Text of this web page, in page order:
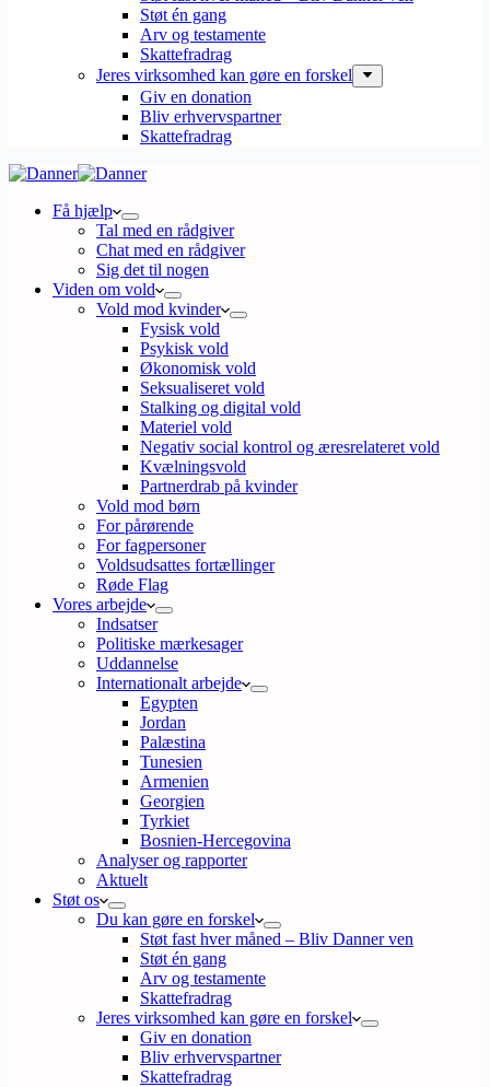
Støt én gang
Arv og testamente
Skattefradrag
Jeres virksomhed kan gøre en forskel
Giv en donation
Bliv erhvervspartner
Skattefradrag
Få hjælp
Tal med en rådgiver
Chat med en rådgiver
Sig det til nogen
Viden om vold
Vold mod kvinder
Fysisk vold
Psykisk vold
Økonomisk vold
Seksualiseret vold
Stalking og digital vold
Materiel vold
Negativ social kontrol og æresrelateret vold
Kvælningsvold
Partnerdrab på kvinder
Vold mod børn
For pårørende
For fagpersoner
Voldsudsattes fortællinger
Røde Flag
Vores arbejde
Indsatser
Politiske mærkesager
Uddannelse
Internationalt arbejde
Egypten
Jordan
Palæstina
Tunesien
Armenien
Georgien
Tyrkiet
Bosnien-Hercegovina
Analyser og rapporter
Aktuelt
Støt os
Du kan gøre en forskel
Støt fast hver måned – Bliv Danner ven
Støt én gang
Arv og testamente
Skattefradrag
Jeres virksomhed kan gøre en forskel
Giv en donation
Bliv erhvervspartner
Skattefradrag